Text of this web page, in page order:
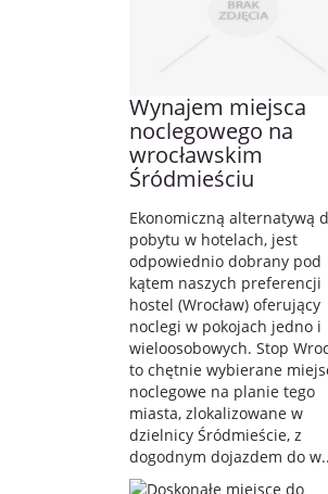
Wynajem miejsca
noclegowego na
wrocławskim
Śródmieściu
Ekonomiczną alternatywą
pobytu w hotelach, jest
odpowiednio dobrany pod
kątem naszych preferencji
hostel (Wrocław) oferujący
noclegi w pokojach jedno i
wieloosobowych. Stop
to chętnie wybierane
noclegowe na planie tego
miasta, zlokalizowane w
dzielnicy Śródmieście, z
dogodnym dojazdem do